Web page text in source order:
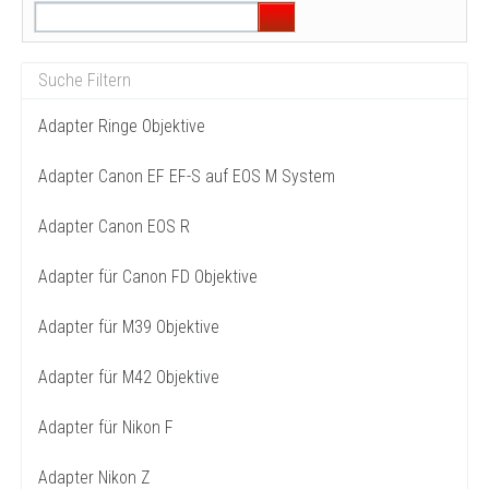
Adapter Ringe Objektive
Adapter Canon EF EF-S auf EOS M System
Adapter Canon EOS R
Adapter für Canon FD Objektive
Adapter für M39 Objektive
Adapter für M42 Objektive
Adapter für Nikon F
Adapter Nikon Z